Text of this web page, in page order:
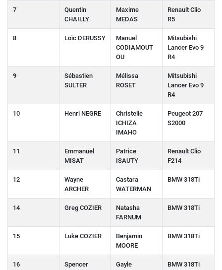
7
Quentin
CHAILLY
Maxime
MEDAS
Renault Clio
R5
8 Loïc DERUSSY
Manuel
CODIAMOUT
OU
Mitsubishi
Lancer Evo 9
R4
9
Sébastien
SULTER
Mélissa
ROSET
Mitsubishi
Lancer Evo 9
R4
10 Henri NEGRE
Christelle
ICHIZA
IMAHO
Peugeot 207
S2000
11
Emmanuel
MISAT
Patrice
ISAUTY
Renault Clio
F214
12
Wayne
ARCHER
Castara
WATERMAN
BMW 318Ti
14 Greg COZIER
Natasha
FARNUM
BMW 318Ti
15 Luke COZIER
Benjamin
MOORE
BMW 318Ti
16
Spencer
Gayle
BMW 318Ti